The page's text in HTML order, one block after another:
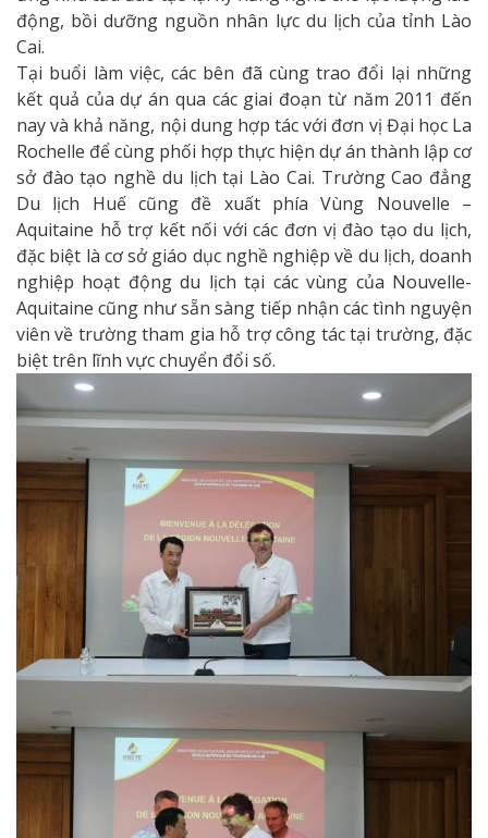
động, bồi dưỡng nguồn nhân lực du lịch của tỉnh Lào
Cai.
Tại buổi làm việc, các bên đã cùng trao đổi lại những
kết quả của dự án qua các giai đoạn từ năm 2011 đến
nay và khả năng, nội dung hợp tác với đơn vị Đại học La
Rochelle để cùng phối hợp thực hiện dự án thành lập cơ
sở đào tạo nghề du lịch tại Lào Cai. Trường Cao đẳng
Du lịch Huế cũng đề xuất phía Vùng Nouvelle –
Aquitaine hỗ trợ kết nối với các đơn vị đào tạo du lịch,
đặc biệt là cơ sở giáo dục nghề nghiệp về du lịch, doanh
nghiệp hoạt động du lịch tại các vùng của Nouvelle-
Aquitaine cũng như sẵn sàng tiếp nhận các tình nguyện
viên về trường tham gia hỗ trợ công tác tại trường, đặc
biệt trên lĩnh vực chuyển đổi số.